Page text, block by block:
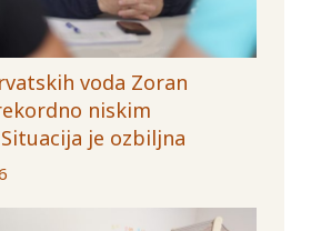
voda Zoran
niskim
je ozbiljna